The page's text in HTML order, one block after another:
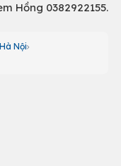
Hồng 0382922155.
Nội